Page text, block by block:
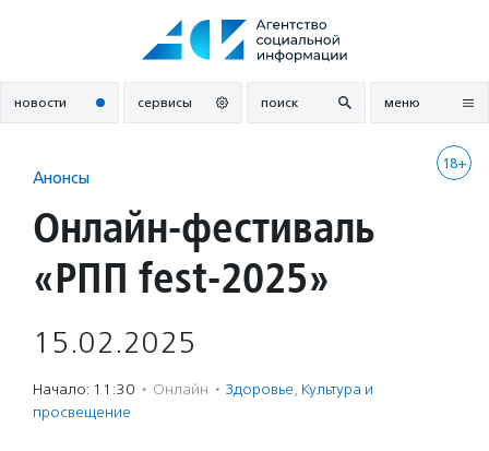
новости сервисы поиск меню
18+
Анонсы
Онлайн-фестиваль
«РПП fest-2025»
15.02.2025
Начало: 11:30 · Онлайн · Здоровье, Культура и
просвещение